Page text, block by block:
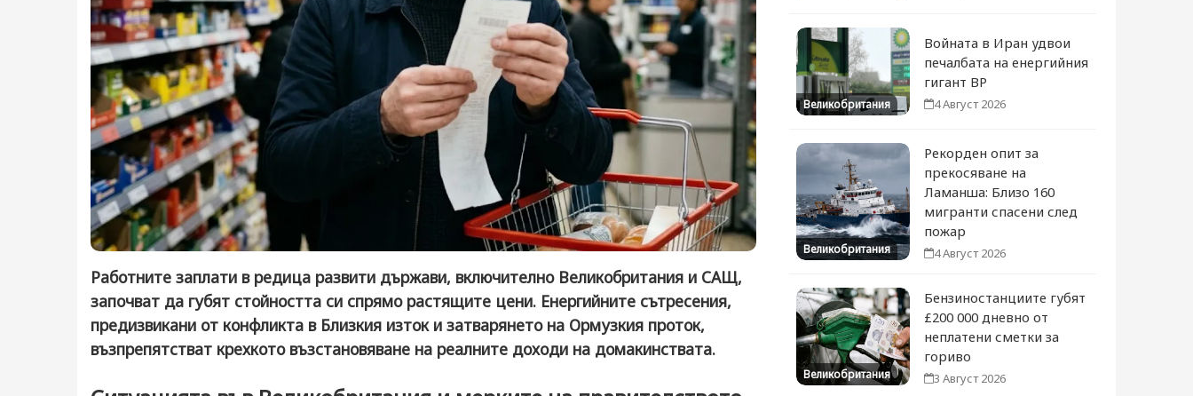
Работните заплати в редица развити държави, включително Великобритания и САЩ,
започват да губят стойността си спрямо растящите цени. Енергийните сътресения,
предизвикани от конфликта в Близкия изток и затварянето на Ормузкия проток,
възпрепятстват крехкото възстановяване на реалните доходи на домакинствата.
Великобритания
Войната в Иран удвои
печалбата на енергийния
гигант BP
4 Август 2026
Великобритания
Рекорден опит за
прекосяване на
Ламанша: Близо 160
мигранти спасени след
пожар
4 Август 2026
Великобритания
Бензиностанциите губят
£200 000 дневно от
неплатени сметки за
гориво
3 Август 2026